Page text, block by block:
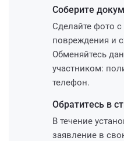
Соберите
Сделайте фото
повреждения и
Обменяйтесь
участником:
телефон.
Обратитесь в
В течение
заявление в